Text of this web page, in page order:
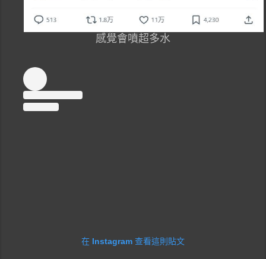
感覺會噴超多水
在 Instagram 查看這則貼文